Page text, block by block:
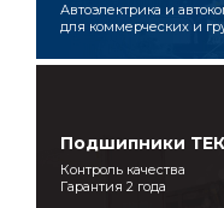
Автоэлектрика и
для коммерческих и
Подшипники
Контроль качества
Гарантия 2 года